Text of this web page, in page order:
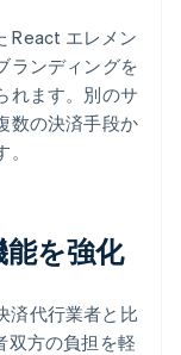
React エレメン
ランディングを
れます。別のサ
数の決済手段か
を強化
済代行業者と比
双方の負担を軽